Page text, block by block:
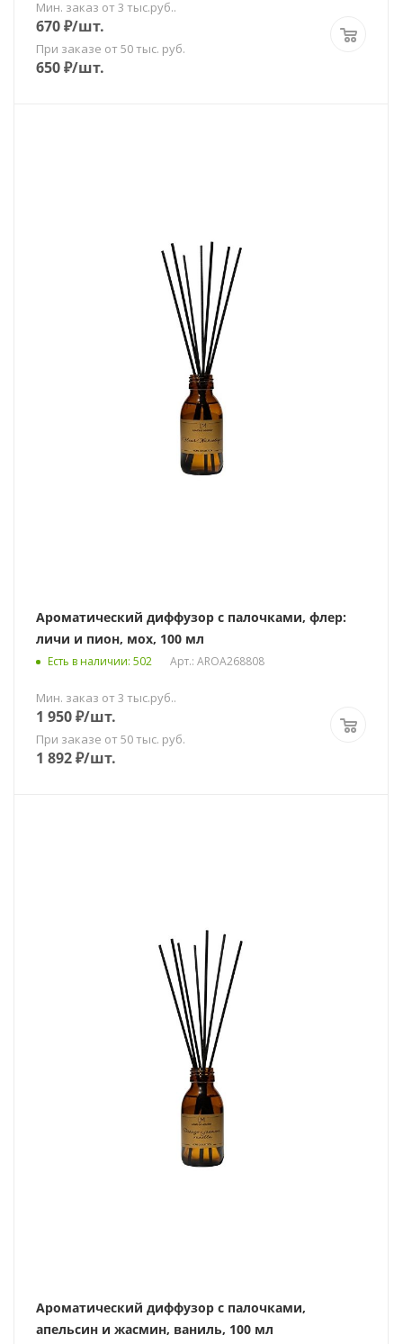
Мин. заказ от 3 тыс.руб..
670₽/шт.
При заказе от 50 тыс. руб.
650₽/шт.
Ароматический диффузор с палочками, флер:
личи и пион, мох, 100 мл
Есть в наличии: 502 Арт.: AROA268808
Мин. заказ от 3 тыс.руб..
1 950₽/шт.
При заказе от 50 тыс. руб.
1 892₽/шт.
Ароматический диффузор с палочками,
апельсин и жасмин, ваниль, 100 мл